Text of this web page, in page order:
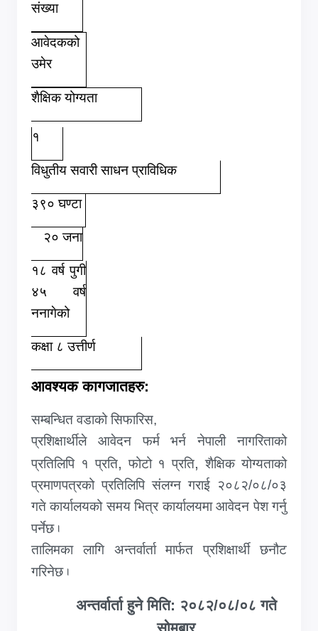
संख्या
आवेदकको
उमेर
शैक्षिक योग्यता
१
विधुतीय सवारी साधन प्राविधिक
३९० घण्टा
२० जना
१८ वर्ष पुगी
४५ वर्ष
ननागेको
कक्षा ८ उत्तीर्ण
आवश्यक कागजातहरु:
सम्बन्धित वडाको सिफारिस,
प्रशिक्षार्थीले आवेदन फर्म भर्न नेपाली नागरिताको
प्रतिलिपि १ प्रति, फोटो १ प्रति, शैक्षिक योग्यताको
प्रमाणपत्रको प्रतिलिपि संलग्न गराई २०८२/०८/०३
गते कार्यालयको समय भित्र कार्यालयमा आवेदन पेश गर्नु
पर्नेछ .
तालिमका लागि अन्तर्वार्ता मार्फत प्रशिक्षार्थी छनौट
गरिनेछ .
अन्तर्वार्ता हुने मिति: २०८२/०८/०८ गते